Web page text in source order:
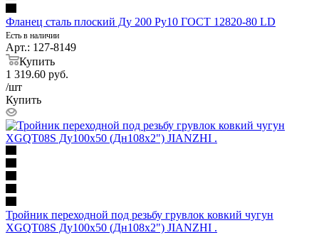
Фланец сталь плоский Ду 200 Ру10 ГОСТ 12820-80 LD
Есть в наличии
Арт.: 127-8149
Купить
1 319.60 руб.
/шт
Купить
Тройник переходной под резьбу грувлок ковкий чугун
XGQT08S Ду100х50 (Дн108х2") JIANZHI .